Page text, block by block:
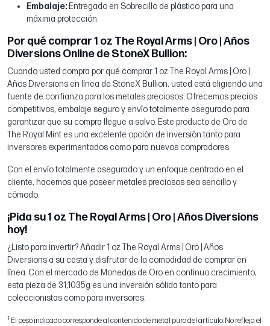
Embalaje: Entregado en Sobrecillo de plástico para una
máxima protección.
Por qué comprar 1 oz The Royal Arms | Oro | Años
Diversions Online de StoneX Bullion:
Cuando usted compra por qué comprar 1 oz The Royal Arms | Oro |
Años Diversions en línea de StoneX Bullion, usted está eligiendo una
fuente de confianza para los metales preciosos. Ofrecemos precios
competitivos, embalaje seguro y envío totalmente asegurado para
garantizar que su compra llegue a salvo. Este producto de Oro de
The Royal Mint es una excelente opción de inversión tanto para
inversores experimentados como para nuevos compradores.
Con el envío totalmente asegurado y un enfoque centrado en el
cliente, hacemos que poseer metales preciosos sea sencillo y
cómodo.
¡Pida su 1 oz The Royal Arms | Oro | Años Diversions
hoy!
¿Listo para invertir? Añadir 1 oz The Royal Arms | Oro | Años
Diversions a su cesta y disfrutar de la comodidad de comprar en
línea. Con el mercado de Monedas de Oro en continuo crecimiento,
esta pieza de 31,1035g es una inversión sólida tanto para
coleccionistas como para inversores.
1 El peso indicado corresponde al contenido de metal puro del artículo. No refleja el